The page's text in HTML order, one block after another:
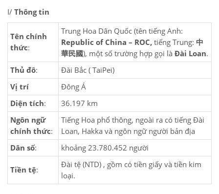
I/ Thông tin
Tên chính
thức:
Trung Hoa Dân Quốc (tên tiếng Anh:
Republic of China – ROC, tiếng Trung: 中
華民國), một số trường hợp gọi là Đài Loan.
Thủ đô:
Đài Bắc ( TaiPei)
Vị trí
Đông Á
Diện tích:
36.197 km
Ngôn ngữ
chính thức:
Tiếng Hoa phổ thông, ngoài ra có tiếng Đài
Loan, Hakka và ngôn ngữ người bản địa
Dân số: khoảng 23.780.452 người
Tiền tệ:
Đài tệ (NTD) , gồm có tiền giấy và tiền kim
loại.